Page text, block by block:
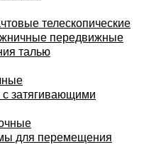
телескопические
передвижные
талью
затягивающими
для перемещения